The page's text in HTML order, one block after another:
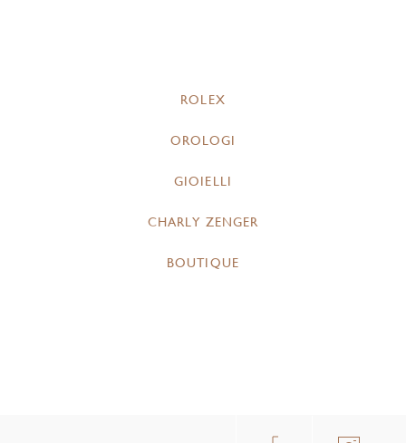
ROLEX
OROLOGI
GIOIELLI
CHARLY ZENGER
BOUTIQUE